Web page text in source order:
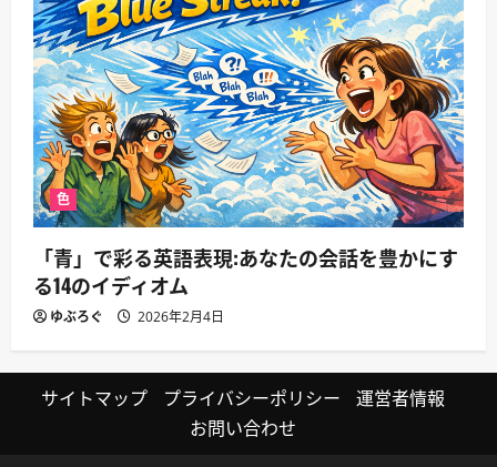
色
「青」で彩る英語表現:あなたの会話を豊かにす
る14のイディオム
ゆぶろぐ 2026年2月4日
サイトマップ プライバシーポリシー
運営者情報
お問い合わせ